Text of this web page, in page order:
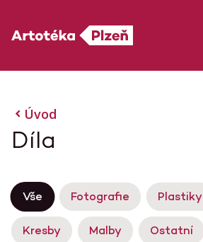
Úvod
Díla
Vše Fotografie Plastiky
Kresby Malby Ostatní